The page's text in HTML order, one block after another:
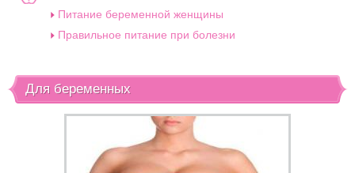
Питание беременной женщины
Правильное питание при болезни
Для беременных